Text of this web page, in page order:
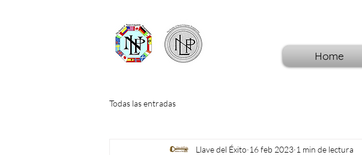
Home
Todas las entradas
Llave del Éxito 16 feb 2023 1 min de lectura